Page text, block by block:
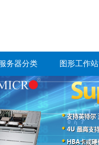
务器分类 图形工作站